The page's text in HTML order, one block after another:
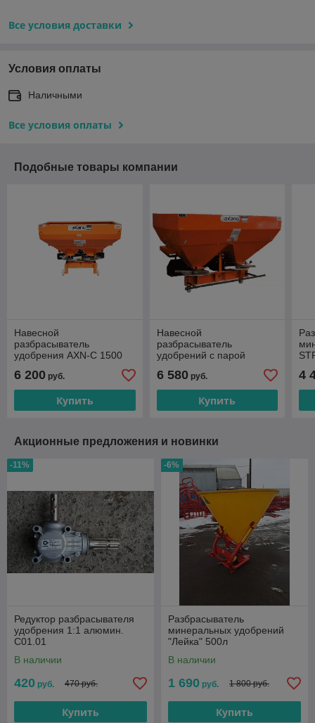
Все условия доставки
Условия оплаты
Наличными
Все условия оплаты
Подобные товары компании
Навесной
разбрасыватель
удобрения AXN-C 1500
6 200 руб.
Купить
Навесной
разбрасыватель
удобрений с парой
(100 см) Турция
6 580руб.
Купить
4
Акционные предложения и новинки
-11%
Редуктор разбрасывателя
удобрения 1:1 алюмин.
С01.01
В наличии
420 руб. 470 руб.
Купить
-6%
Разбрасыватель
минеральных удобрений
"Лейка" 500л
В наличии
1 690 руб. 1 800 руб.
Купить